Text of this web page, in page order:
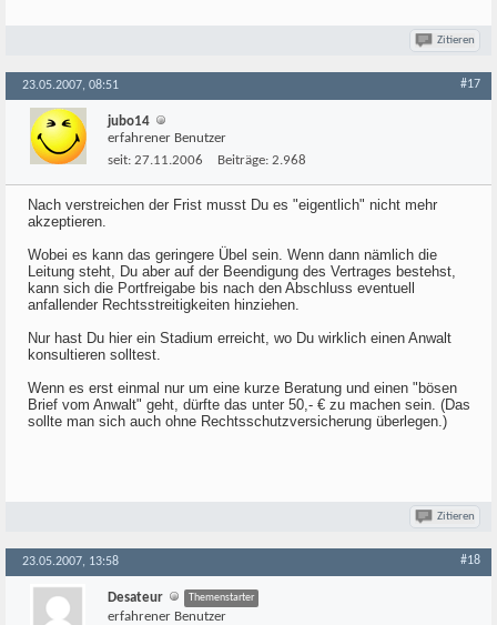
Zitieren
23.05.2007, 08:51 #17
jubo14
erfahrener Benutzer
seit: 27.11.2006 Beiträge: 2.968
Nach verstreichen der Frist musst Du es "eigentlich" nicht mehr
akzeptieren.
Wobei es kann das geringere Übel sein. Wenn dann nämlich die
Leitung steht, Du aber auf der Beendigung des Vertrages bestehst,
kann sich die Portfreigabe bis nach den Abschluss eventuell
anfallender Rechtsstreitigkeiten hinziehen.
Nur hast Du hier ein Stadium erreicht, wo Du wirklich einen Anwalt
konsultieren solltest.
Wenn es erst einmal nur um eine kurze Beratung und einen "bösen
Brief vom Anwalt" geht, dürfte das unter 50,- € zu machen sein. (Das
sollte man sich auch ohne Rechtsschutzversicherung überlegen.)
Zitieren
23.05.2007, 13:58 #18
Desateur Themenstarter
erfahrener Benutzer